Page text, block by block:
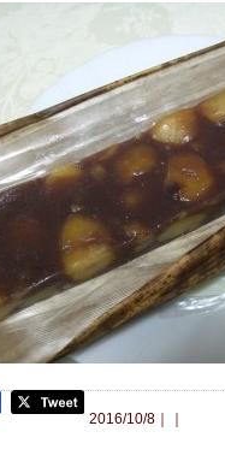
ン記念日カレンダー
フィール
い合わせ
2016/10/8｜｜